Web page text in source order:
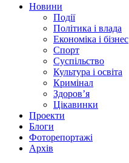
Новини
Події
Політика і влада
Економіка і бізнес
Спорт
Суспільство
Культура і освіта
Кримінал
Здоров’я
Цікавинки
Проекти
Блоги
Фоторепортажі
Архів